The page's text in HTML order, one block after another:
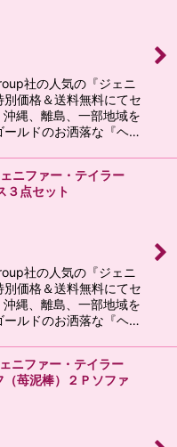
社の人気の『ジェニ
価格＆送料無料にてセ
縄、離島、一部地域を
ールドのお洒落な『ヘ…
ニファー・テイラー
３点セット
社の人気の『ジェニ
価格＆送料無料にてセ
縄、離島、一部地域を
ールドのお洒落な『ヘ…
ニファー・テイラー
（苺泥棒）２Ｐソファ